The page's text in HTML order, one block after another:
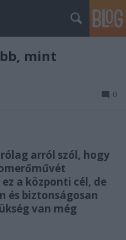
mint
0
arról szól, hogy
a központi cél, de
és biztonságosan
van még